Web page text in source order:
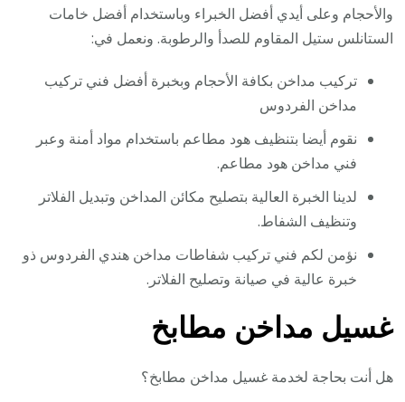
والأحجام وعلى أيدي أفضل الخبراء وباستخدام أفضل خامات
الستانلس ستيل المقاوم للصدأ والرطوبة. ونعمل في:
تركيب مداخن بكافة الأحجام وبخبرة أفضل فني تركيب
مداخن الفردوس
نقوم أيضا بتنظيف هود مطاعم باستخدام مواد أمنة وعبر
فني مداخن هود مطاعم.
لدينا الخبرة العالية بتصليح مكائن المداخن وتبديل الفلاتر
وتنظيف الشفاط.
نؤمن لكم فني تركيب شفاطات مداخن هندي الفردوس ذو
خبرة عالية في صيانة وتصليح الفلاتر.
غسيل مداخن مطابخ
هل أنت بحاجة لخدمة غسيل مداخن مطابخ؟